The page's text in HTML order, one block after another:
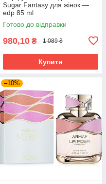
Sugar Fantasy для жінок —
edp 85 ml
Готово до відправки
980,10 ₴ 1 089 ₴
Купити
–10%